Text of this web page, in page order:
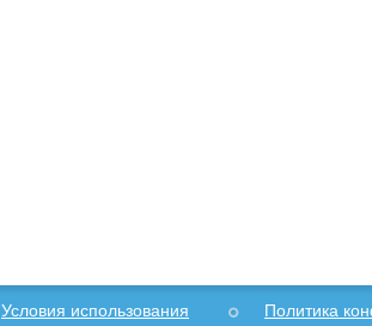
Условия использования Политика